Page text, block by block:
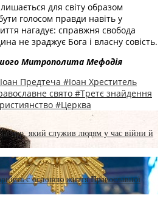
для світу образом
голосом правди навіть у
нагадує: справжня свобода
не зраджує Бога і власну совість.
Митрополита Мефодія
Предтеча #Іоан Хреститель
свято #Третє знайдення
#Церква
який служив людям у час війни й
є основою життя Православної